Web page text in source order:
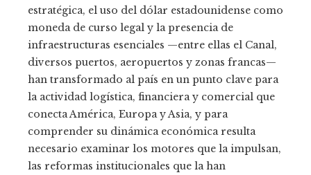
estratégica, el uso del dólar estadounidense como
moneda de curso legal y la presencia de
infraestructuras esenciales —entre ellas el Canal,
diversos puertos, aeropuertos y zonas francas—
han transformado al país en un punto clave para
la actividad logística, financiera y comercial que
conecta América, Europa y Asia, y para
comprender su dinámica económica resulta
necesario examinar los motores que la impulsan,
las reformas institucionales que la han